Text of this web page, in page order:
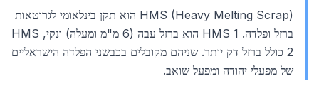
HMS (Heavy Melting Scrap) הוא תקן בינלאומי לגרוטאות
ברזל ופלדה. HMS 1 הוא ברזל עבה (6 מ"מ ומעלה) ונקי, HMS
2 כולל ברזל דק יותר. שניהם מקובלים בכבשני הפלדה הישראליים
של מפעלי יהודה ומפעל שואב.